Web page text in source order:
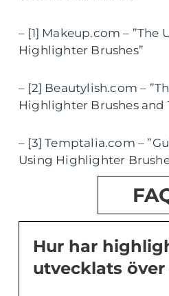
– [1] Makeup.com –
Highlighter Brushes”
– [2] Beautylish.com –
Highlighter Brushes and
– [3] Temptalia.com –
Using Highlighter
Hur har
utvecklats